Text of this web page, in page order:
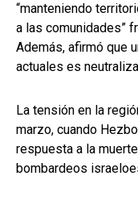
“manteniendo
a las comunidades”
Además, afirmó que
actuales es
La tensión en la
marzo, cuando
respuesta a la
bombardeos